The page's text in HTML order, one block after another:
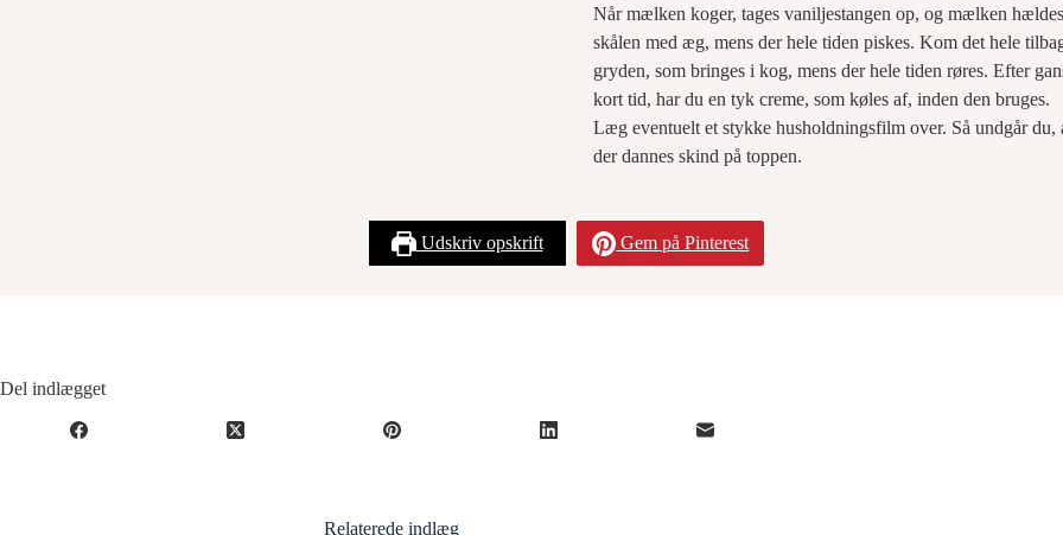
Når mælken koger, tages vaniljestangen op, og mælken
skålen med æg, mens der hele tiden piskes. Kom det hele
gryden, som bringes i kog, mens der hele tiden røres. Efter
kort tid, har du en tyk creme, som køles af, inden den bruges.
Læg eventuelt et stykke husholdningsfilm over. Så undgår du,
der dannes skind på toppen.
Udskriv opskrift Gem på Pinterest
Del indlægget
Relaterede indlæg